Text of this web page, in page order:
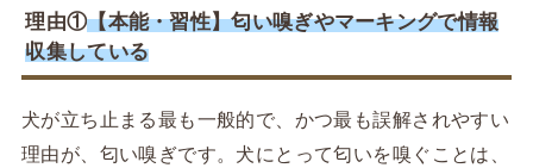
理由①【本能・習性】匂い嗅ぎやマーキングで情報
収集している
犬が立ち止まる最も一般的で、かつ最も誤解されやすい
理由が、匂い嗅ぎです。犬にとって匂いを嗅ぐことは、